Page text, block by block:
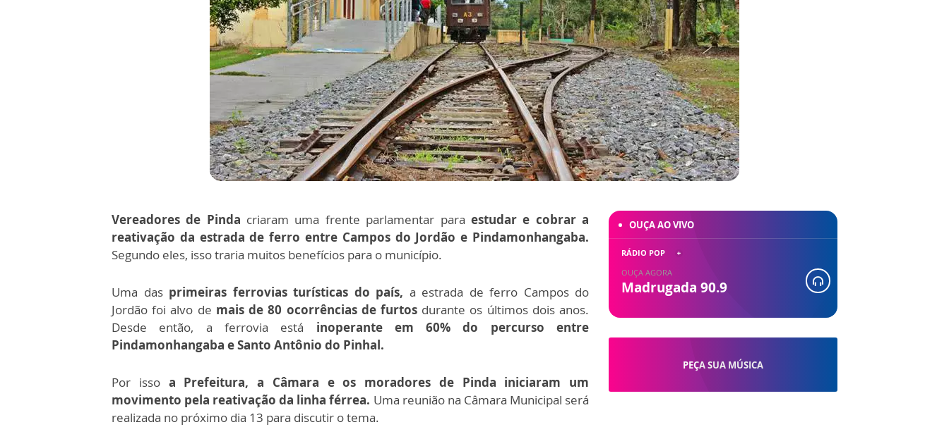
Vereadores de Pinda criaram uma frente parlamentar para estudar e cobrar a
reativação da estrada de ferro entre Campos do Jordão e Pindamonhangaba.
Segundo eles, isso traria muitos benefícios para o município.
Uma dasprimeiras ferrovias turísticas do país, a estrada de ferro Campos do
Jordão foi alvo de mais de 80 ocorrências de furtos durante os últimos dois anos.
Desde então, a ferrovia está inoperante em 60% do percurso entre
Pindamonhangaba e Santo Antônio do Pinhal.
Por isso a Prefeitura, a Câmara e os moradores de Pinda iniciaram um
movimento pela reativação da linha férrea. Uma reunião na Câmara Municipal será
realizada no próximo dia 13 para discutir o tema.
PEÇA SUA MÚSICA
OUÇA AO VIVO
RÁDIO POP
OUÇA AGORA
Madrugada 90.9